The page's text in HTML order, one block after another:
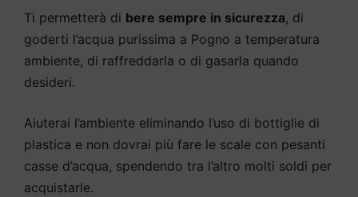
Ti permetterà di bere sempre in sicurezza, di
goderti l’acqua purissima a Pogno a temperatura
ambiente, di raffreddarla o di gasarla quando
desideri.
Aiuterai l’ambiente eliminando l’uso di bottiglie di
plastica e non dovrai più fare le scale con pesanti
casse d’acqua, spendendo tra l’altro molti soldi per
acquistarle.